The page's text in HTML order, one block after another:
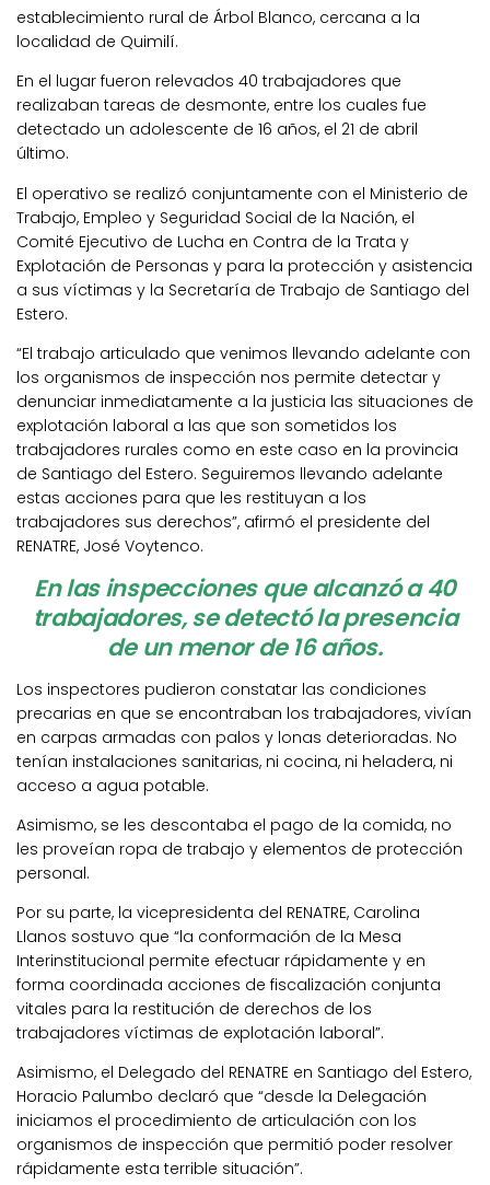
establecimiento rural de Árbol Blanco, cercana a la
localidad de Quimilí.
En el lugar fueron relevados 40 trabajadores que
realizaban tareas de desmonte, entre los cuales fue
detectado un adolescente de 16 años, el 21 de abril
último.
El operativo se realizó conjuntamente con el Ministerio de
Trabajo, Empleo y Seguridad Social de la Nación, el
Comité Ejecutivo de Lucha en Contra de la Trata y
Explotación de Personas y para la protección y asistencia
a sus víctimas y la Secretaría de Trabajo de Santiago del
Estero.
“El trabajo articulado que venimos llevando adelante con
los organismos de inspección nos permite detectar y
denunciar inmediatamente a la justicia las situaciones de
explotación laboral a las que son sometidos los
trabajadores rurales como en este caso en la provincia
de Santiago del Estero. Seguiremos llevando adelante
estas acciones para que les restituyan a los
trabajadores sus derechos”, afirmó el presidente del
RENATRE, José Voytenco.
En las inspecciones que alcanzó a 40
trabajadores, se detectó la presencia
de un menor de 16 años.
Los inspectores pudieron constatar las condiciones
precarias en que se encontraban los trabajadores, vivían
en carpas armadas con palos y lonas deterioradas. No
tenían instalaciones sanitarias, ni cocina, ni heladera, ni
acceso a agua potable.
Asimismo, se les descontaba el pago de la comida, no
les proveían ropa de trabajo y elementos de protección
personal.
Por su parte, la vicepresidenta del RENATRE, Carolina
Llanos sostuvo que “la conformación de la Mesa
Interinstitucional permite efectuar rápidamente y en
forma coordinada acciones de fiscalización conjunta
vitales para la restitución de derechos de los
trabajadores víctimas de explotación laboral”.
Asimismo, el Delegado del RENATRE en Santiago del Estero,
Horacio Palumbo declaró que “desde la Delegación
iniciamos el procedimiento de articulación con los
organismos de inspección que permitió poder resolver
rápidamente esta terrible situación”.